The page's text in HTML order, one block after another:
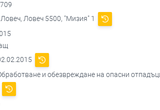
Ловеч 5500, "Мизия" 1
и обезвреждане на опасни